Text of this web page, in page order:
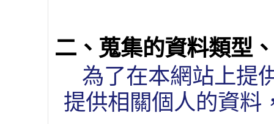
二、蒐集的資料類型
為了在本網站上提
提供相關個人的資料